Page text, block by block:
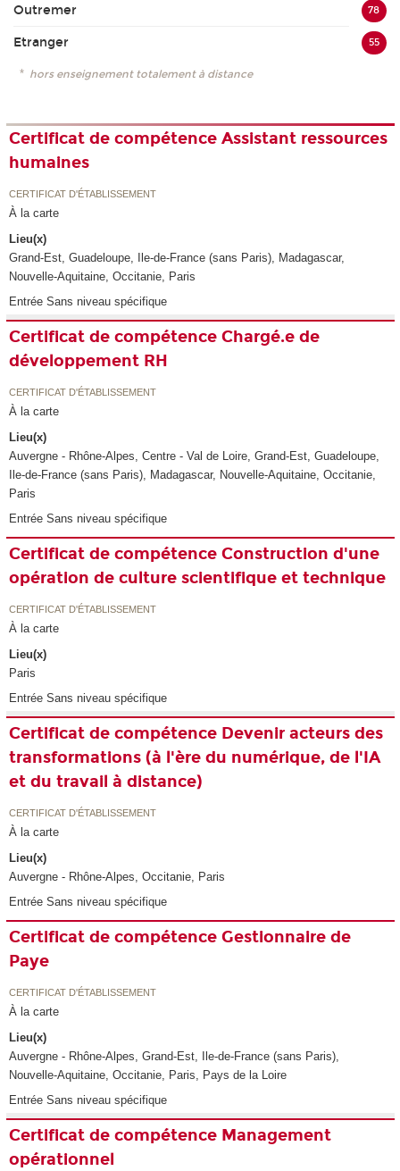
Outremer 78
Etranger 55
* hors enseignement totalement à distance
Certificat de compétence Assistant ressources
humaines
CERTIFICAT D'ÉTABLISSEMENT
À la carte
Lieu(x)
Grand-Est, Guadeloupe, Ile-de-France (sans Paris), Madagascar,
Nouvelle-Aquitaine, Occitanie, Paris
Entrée Sans niveau spécifique
Certificat de compétence Chargé.e de
développement RH
CERTIFICAT D'ÉTABLISSEMENT
À la carte
Lieu(x)
Auvergne - Rhône-Alpes, Centre - Val de Loire, Grand-Est, Guadeloupe,
Ile-de-France (sans Paris), Madagascar, Nouvelle-Aquitaine, Occitanie,
Paris
Entrée Sans niveau spécifique
Certificat de compétence Construction d'une
opération de culture scientifique et technique
CERTIFICAT D'ÉTABLISSEMENT
À la carte
Lieu(x)
Paris
Entrée Sans niveau spécifique
Certificat de compétence Devenir acteurs des
transformations (à l'ère du numérique, de l'IA
et du travail à distance)
CERTIFICAT D'ÉTABLISSEMENT
À la carte
Lieu(x)
Auvergne - Rhône-Alpes, Occitanie, Paris
Entrée Sans niveau spécifique
Certificat de compétence Gestionnaire de
Paye
CERTIFICAT D'ÉTABLISSEMENT
À la carte
Lieu(x)
Auvergne - Rhône-Alpes, Grand-Est, Ile-de-France (sans Paris),
Nouvelle-Aquitaine, Occitanie, Paris, Pays de la Loire
Entrée Sans niveau spécifique
Certificat de compétence Management
opérationnel